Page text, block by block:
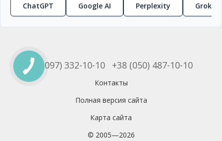
ChatGPT Google AI Perplexity Grok
+38 (097) 332-10-10 +38 (050) 487-10-10
Контакты
Полная версия сайта
Карта сайта
© 2005—2026